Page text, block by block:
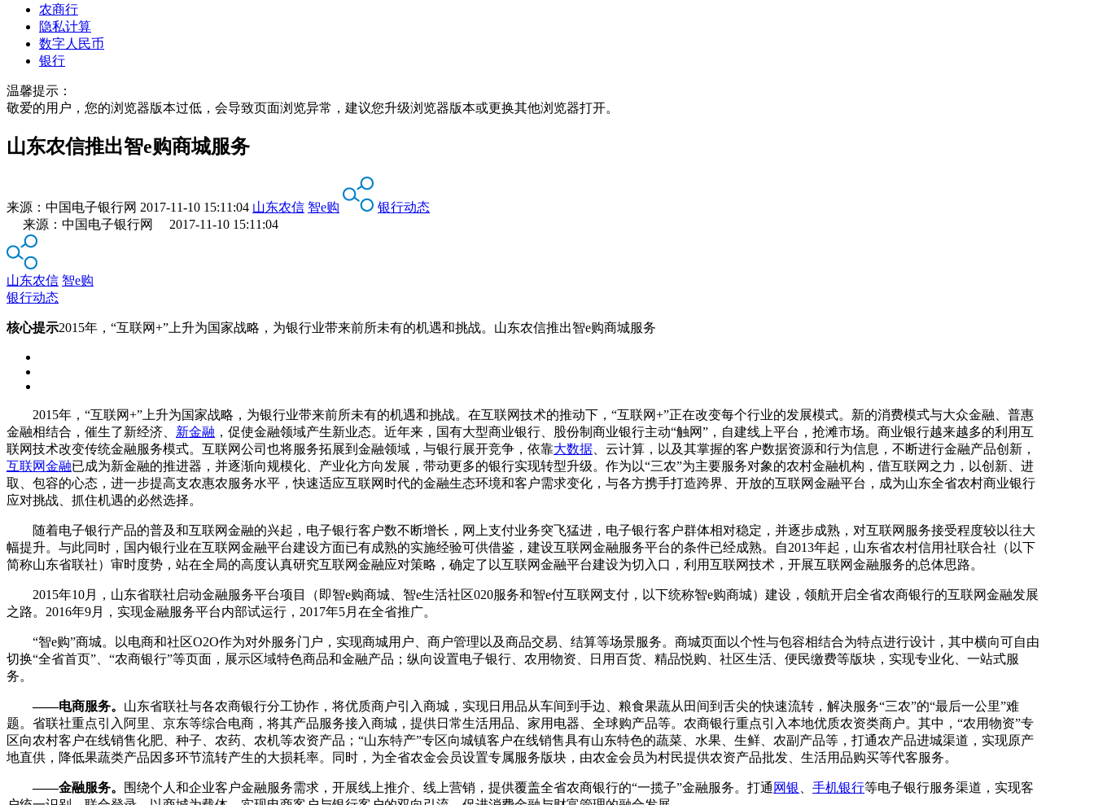
农商行
隐私计算
数字人民币
银行
温馨提示：
敬爱的用户，您的浏览器版本过低，会导致页面浏览异常，建议您升级浏览器版本或更换其他浏览器打开。
山东农信推出智e购商城服务
来源： 中国电子银行网 2017-11-10 15:11:04 山东农信 智e购
银行动态
来源：中国电子银行网 2017-11-10 15:11:04
山东农信 智e购
银行动态
核心提示2015年，“互联网+”上升为国家战略，为银行业带来前所未有的机遇和挑战。山东农信推出智e购商城服务
2015年，“互联网+”上升为国家战略，为银行业带来前所未有的机遇和挑战。在互联网技术的推动下，“互联网+”正在改变每个行业的发展模式。新的消费模式与大众金融、普惠
金融相结合，催生了新经济、 新金融 ，促使金融领域产生新业态。近年来，国有大型商业银行、股份制商业银行主动“触网”，自建线上平台，抢滩市场。商业银行越来越多的利用互
联网技术改变传统金融服务模式。互联网公司也将服务拓展到金融领域，与银行展开竞争，依靠大数据 、云计算，以及其掌握的客户数据资源和行为信息，不断进行金融产品创新，
互联网金融已成为新金融的推进器，并逐渐向规模化、产业化方向发展，带动更多的银行实现转型升级。作为以“三农”为主要服务对象的农村金融机构，借互联网之力，以创新、进
取、包容的心态，进一步提高支农惠农服务水平，快速适应互联网时代的金融生态环境和客户需求变化，与各方携手打造跨界、开放的互联网金融平台，成为山东全省农村商业银行
应对挑战、抓住机遇的必然选择。
随着电子银行产品的普及和互联网金融的兴起，电子银行客户数不断增长，网上支付业务突飞猛进，电子银行客户群体相对稳定，并逐步成熟，对互联网服务接受程度较以往大
幅提升。与此同时，国内银行业在互联网金融平台建设方面已有成熟的实施经验可供借鉴，建设互联网金融服务平台的条件已经成熟。自2013年起，山东省农村信用社联合社（以下
简称山东省联社）审时度势，站在全局的高度认真研究互联网金融应对策略，确定了以互联网金融平台建设为切入口，利用互联网技术，开展互联网金融服务的总体思路。
2015年10月，山东省联社启动金融服务平台项目（即智e购商城、智e生活社区020服务和智e付互联网支付，以下统称智e购商城）建设，领航开启全省农商银行的互联网金融发展
之路。2016年9月，实现金融服务平台内部试运行，2017年5月在全省推广。
“智e购”商城。以电商和社区O2O作为对外服务门户，实现商城用户、商户管理以及商品交易、结算等场景服务。商城页面以个性与包容相结合为特点进行设计，其中横向可自由
切换“全省首页”、“农商银行”等页面，展示区域特色商品和金融产品；纵向设置电子银行、农用物资、日用百货、精品悦购、社区生活、便民缴费等版块，实现专业化、一站式服
务。
——电商服务。 山东省联社与各农商银行分工协作，将优质商户引入商城，实现日用品从车间到手边、粮食果蔬从田间到舌尖的快速流转，解决服务“三农”的“最后一公里”难
题。省联社重点引入阿里、京东等综合电商，将其产品服务接入商城，提供日常生活用品、家用电器、全球购产品等。农商银行重点引入本地优质农资类商户。其中，“农用物资”专
区向农村客户在线销售化肥、种子、农药、农机等农资产品；“山东特产”专区向城镇客户在线销售具有山东特色的蔬菜、水果、生鲜、农副产品等，打通农产品进城渠道，实现原产
地直供，降低果蔬类产品因多环节流转产生的大损耗率。同时，为全省农金会员设置专属服务版块，由农金会员为村民提供农资产品批发、生活用品购买等代客服务。
——金融服务。 围绕个人和企业客户金融服务需求，开展线上推介、线上营销，提供覆盖全省农商银行的“一揽子”金融服务。打通 网银 手机银行等电子银行服务渠道，实现客